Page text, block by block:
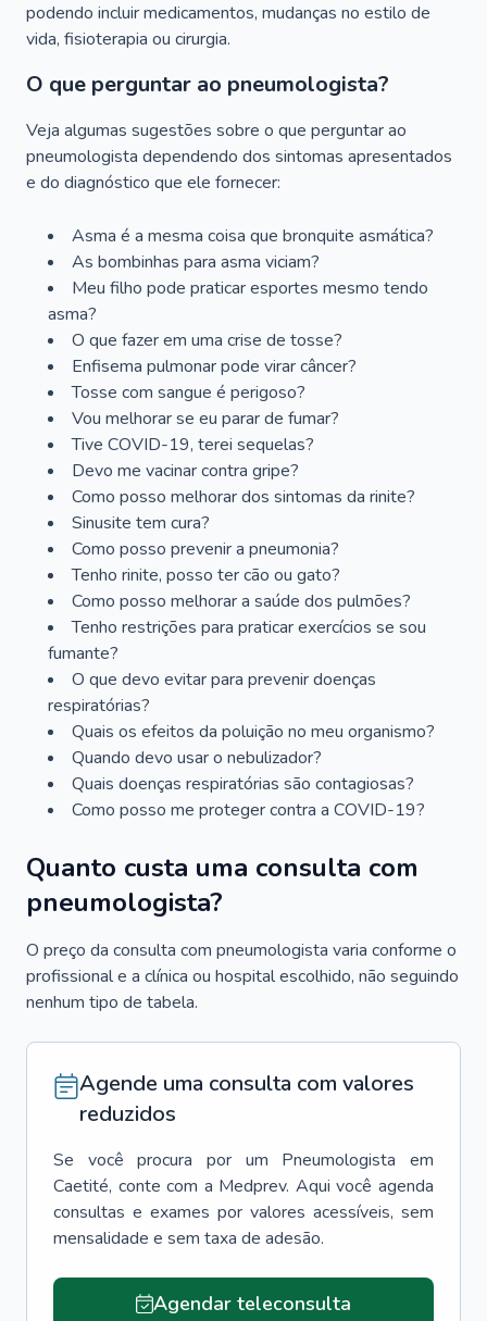
podendo incluir medicamentos, mudanças no estilo de
vida, fisioterapia ou cirurgia.
O que perguntar ao pneumologista?
Veja algumas sugestões sobre o que perguntar ao
pneumologista dependendo dos sintomas apresentados
e do diagnóstico que ele fornecer:
Asma é a mesma coisa que bronquite asmática?
As bombinhas para asma viciam?
Meu filho pode praticar esportes mesmo tendo
asma?
O que fazer em uma crise de tosse?
Enfisema pulmonar pode virar câncer?
Tosse com sangue é perigoso?
Vou melhorar se eu parar de fumar?
Tive COVID-19, terei sequelas?
Devo me vacinar contra gripe?
Como posso melhorar dos sintomas da rinite?
Sinusite tem cura?
Como posso prevenir a pneumonia?
Tenho rinite, posso ter cão ou gato?
Como posso melhorar a saúde dos pulmões?
Tenho restrições para praticar exercícios se sou
fumante?
O que devo evitar para prevenir doenças
respiratórias?
Quais os efeitos da poluição no meu organismo?
Quando devo usar o nebulizador?
Quais doenças respiratórias são contagiosas?
Como posso me proteger contra a COVID-19?
Quanto custa uma consulta com
pneumologista?
O preço da consulta com pneumologista varia conforme o
profissional e a clínica ou hospital escolhido, não seguindo
nenhum tipo de tabela.
Agende uma consulta com valores
reduzidos
Se você procura por um Pneumologista
em
Caetité, conte com a Medprev. Aqui você agenda
consultas e exames por valores acessíveis, sem
mensalidade e sem taxa de adesão.
Agendar teleconsulta